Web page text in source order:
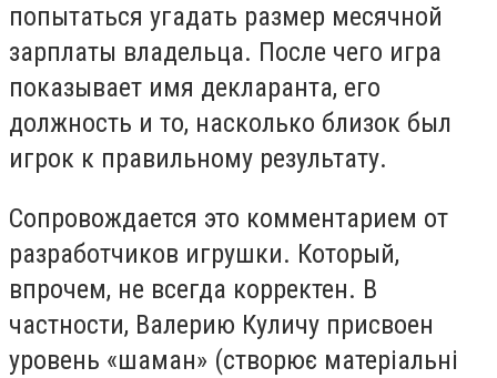
попытаться угадать размер месячной
зарплаты владельца. После чего игра
показывает имя декларанта, его
должность и то, насколько близок был
игрок к правильному результату.
Сопровождается это комментарием от
разработчиков игрушки. Который,
впрочем, не всегда корректен. В
частности, Валерию Куличу присвоен
уровень «шаман» (створює матеріальні